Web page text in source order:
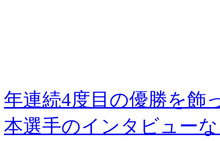
年連続4度目の優勝を飾
本選手のインタビュー